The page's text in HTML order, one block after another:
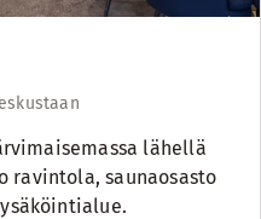
lähellä
ravintola, saunaosasto